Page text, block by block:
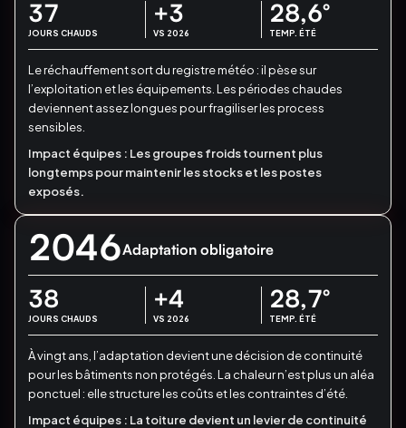
37
JOURS CHAUDS
+3
VS 2026
28,6°
TEMP. ÉTÉ
Le réchauffement sort du registre météo : il pèse sur
l’exploitation et les équipements. Les périodes chaudes
deviennent assez longues pour fragiliser les process
sensibles.
Impact équipes : Les groupes froids tournent plus
longtemps pour maintenir les stocks et les postes
exposés.
2046Adaptation obligatoire
38
JOURS CHAUDS
+4
VS 2026
28,7°
TEMP. ÉTÉ
À vingt ans, l’adaptation devient une décision de continuité
pour les bâtiments non protégés. La chaleur n’est plus un aléa
ponctuel : elle structure les coûts et les contraintes d’été.
Impact équipes : La toiture devient un levier de continuité